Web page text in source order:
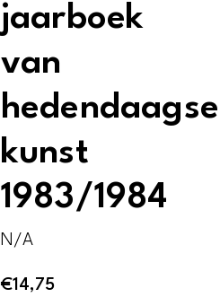
jaarboek
van
hedendaagse
kunst
1983/1984
N/A
€14,75